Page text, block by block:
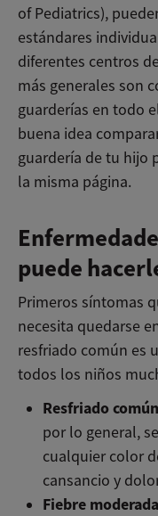
of Pediatrics),
estándares
diferentes centros
más generales son
guarderías en todo
buena idea
guardería de tu hijo
la misma página.
puede
Primeros síntomas
necesita quedarse
resfriado común es
todos los niños
Resfriado
por lo general,
cualquier color
cansancio y
Fiebre